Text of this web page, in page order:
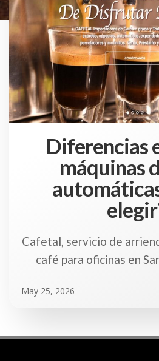
Diferencias
máquinas
Cafetal, servicio de
café para oficinas en
May 25, 2026